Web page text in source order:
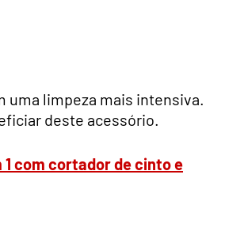
uma limpeza mais intensiva.
deste acessório.
1 com cortador de cinto e